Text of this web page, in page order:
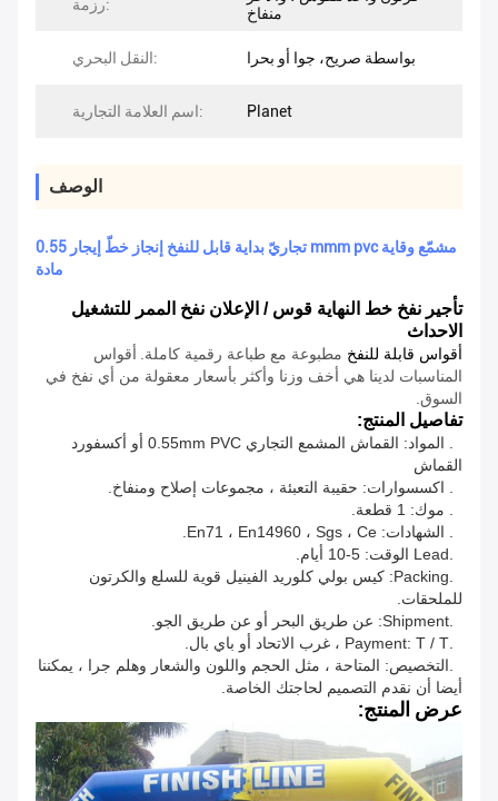
رزمة:
منفاخ
النقل البحري: بواسطة صريح، جوا أو بحرا
اسم العلامة التجارية: Planet
الوصف
تجاريّ بداية قابل للنفخ إنجاز خطّ إيجار 0.55 mmm pvc مشمّع وقاية
مادة
تأجير نفخ خط النهاية قوس / الإعلان نفخ الممر للتشغيل
الاحداث
أقواس قابلة للنفخ مطبوعة مع طباعة رقمية كاملة. أقواس
المناسبات لدينا هي أخف وزنا وأكثر بأسعار معقولة من أي نفخ في
السوق.
تفاصيل المنتج:
1. المواد: القماش المشمع التجاري 0.55mm PVC أو أكسفورد
القماش
6.Packing: كيس بولي كلوريد الفينيل قوية للسلع والكرتون
للملحقات.
9.التخصيص: المتاحة ، مثل الحجم واللون والشعار وهلم جرا ، يمكننا
أيضا أن نقدم التصميم لحاجتك الخاصة.
عرض المنتج: